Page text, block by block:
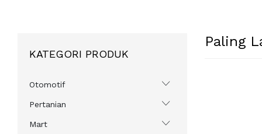
KATEGORI PRODUK
Otomotif
Pertanian
Mart
Paling